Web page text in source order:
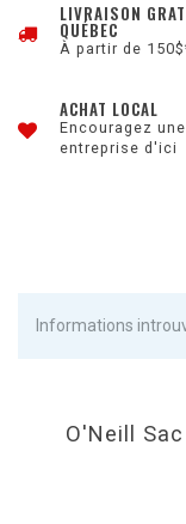
LIVRAISON
QUÉBEC
À partir de
ACHAT LOCAL
Encouragez une
entreprise d'ici
Informations
O'Neill